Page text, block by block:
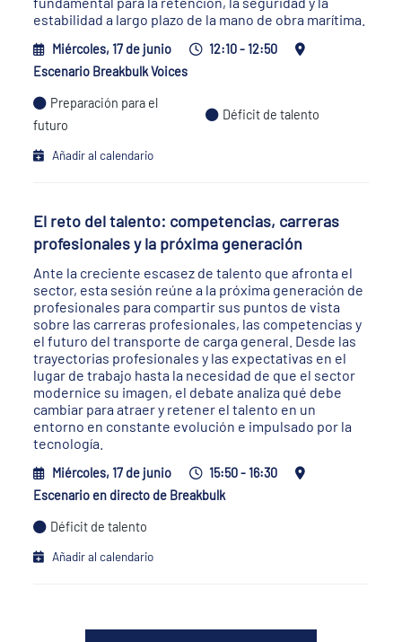
estabilidad a largo plazo de la mano de obra marítima.
Miércoles, 17 de junio
12:10 - 12:50
Escenario Breakbulk Voices
Preparación para el
futuro
Déficit de talento
Añadir al calendario
El reto del talento: competencias, carreras
profesionales y la próxima generación
Ante la creciente escasez de talento que afronta el
sector, esta sesión reúne a la próxima generación de
profesionales para compartir sus puntos de vista
sobre las carreras profesionales, las competencias y
el futuro del transporte de carga general. Desde las
trayectorias profesionales y las expectativas en el
lugar de trabajo hasta la necesidad de que el sector
modernice su imagen, el debate analiza qué debe
cambiar para atraer y retener el talento en un
entorno en constante evolución e impulsado por la
tecnología.
Miércoles, 17 de junio
15:50 - 16:30
Escenario en directo de Breakbulk
Déficit de talento
Añadir al calendario